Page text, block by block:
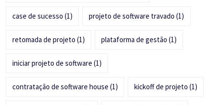
case de sucesso (1) projeto de software travado (1)
retomada de projeto (1) plataforma de gestão (1)
iniciar projeto de software (1)
contratação de software house (1) kickoff de projeto (1)